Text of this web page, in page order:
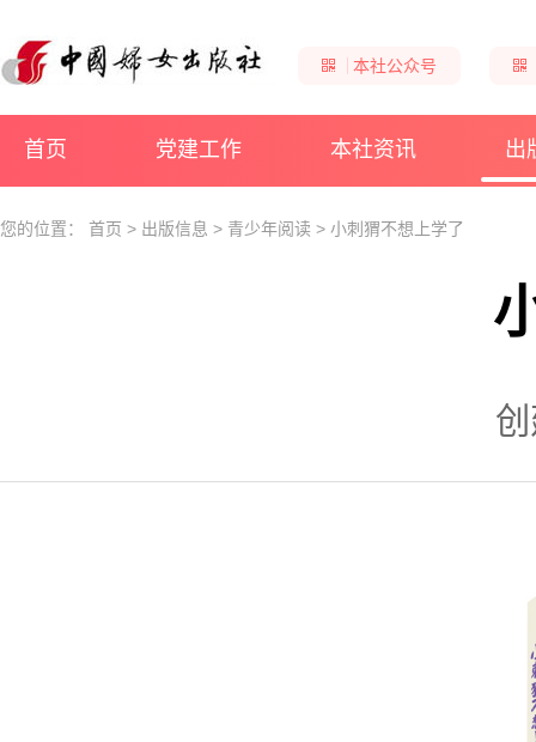
本社公众号
首页 党建工作 本社资讯 出
您的位置： 首页 > 出版信息 > 青少年阅读 > 小刺猬不想上学了